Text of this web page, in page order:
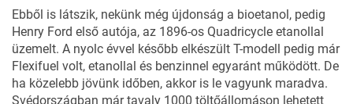
Ebből is látszik, nekünk még újdonság a bioetanol, pedig
Henry Ford első autója, az 1896-os Quadricycle etanollal
üzemelt. A nyolc évvel később elkészült T-modell pedig már
Flexifuel volt, etanollal és benzinnel egyaránt működött. De
ha közelebb jövünk időben, akkor is le vagyunk maradva.
Svédországban már tavaly 1000 töltőállomáson lehetett